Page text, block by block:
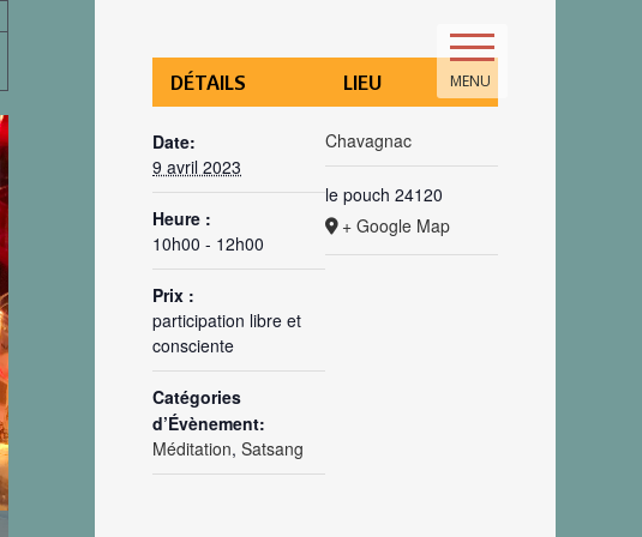
MENU
DÉTAILS
Date:
9 avril 2023
Heure :
10h00 - 12h00
Prix :
participation libre et
consciente
Catégories
d’Évènement:
Méditation, Satsang
LIEU
Chavagnac
le pouch 24120
+ Google Map